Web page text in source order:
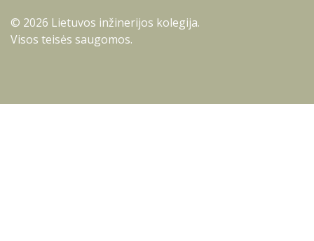
© 2026 Lietuvos inžinerijos kolegija.
Visos teisės saugomos.